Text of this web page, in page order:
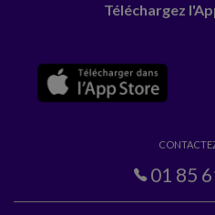
Téléchargez
01 85